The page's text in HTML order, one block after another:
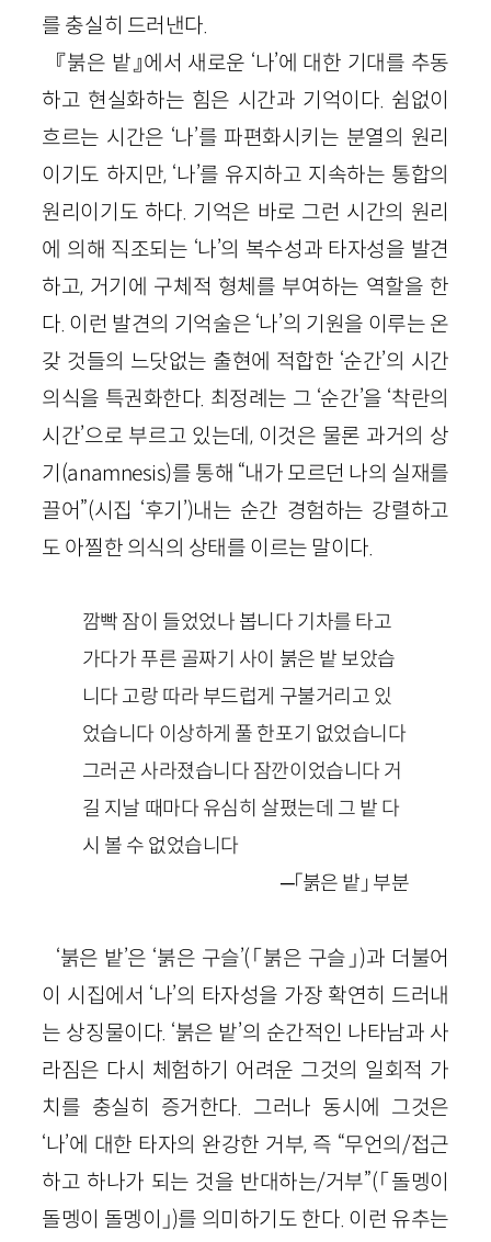
를 충실히 드러낸다.
『붉은 밭』에서 새로운 ‘나’에 대한 기대를 추동
하고 현실화하는 힘은 시간과 기억이다. 쉼없이
흐르는 시간은 ‘나’를 파편화시키는 분열의 원리
이기도 하지만, ‘나’를 유지하고 지속하는 통합의
원리이기도 하다. 기억은 바로 그런 시간의 원리
에 의해 직조되는 ‘나’의 복수성과 타자성을 발견
하고, 거기에 구체적 형체를 부여하는 역할을 한
다. 이런 발견의 기억술은 ‘나’의 기원을 이루는 온
갖 것들의 느닷없는 출현에 적합한 ‘순간’의 시간
의식을 특권화한다. 최정례는 그 ‘순간’을 ‘착란의
시간’으로 부르고 있는데, 이것은 물론 과거의 상
기(anamnesis)를 통해 “내가 모르던 나의 실재를
끌어”(시집 ‘후기’)내는 순간 경험하는 강렬하고
도 아찔한 의식의 상태를 이르는 말이다.
깜빡 잠이 들었었나 봅니다 기차를 타고
가다가 푸른 골짜기 사이 붉은 밭 보았습
니다 고랑 따라 부드럽게 구불거리고 있
었습니다 이상하게 풀 한포기 없었습니다
그러곤 사라졌습니다 잠깐이었습니다 거
길 지날 때마다 유심히 살폈는데 그 밭 다
시 볼 수 없었습니다
─「붉은 밭」 부분
‘붉은 밭’은 ‘붉은 구슬’(「붉은 구슬」)과 더불어
이 시집에서 ‘나’의 타자성을 가장 확연히 드러내
는 상징물이다. ‘붉은 밭’의 순간적인 나타남과 사
라짐은 다시 체험하기 어려운 그것의 일회적 가
치를 충실히 증거한다. 그러나 동시에 그것은
‘나’에 대한 타자의 완강한 거부, 즉 “무언의/접근
하고 하나가 되는 것을 반대하는/거부”(「돌멩이
돌멩이 돌멩이」)를 의미하기도 한다. 이런 유추는